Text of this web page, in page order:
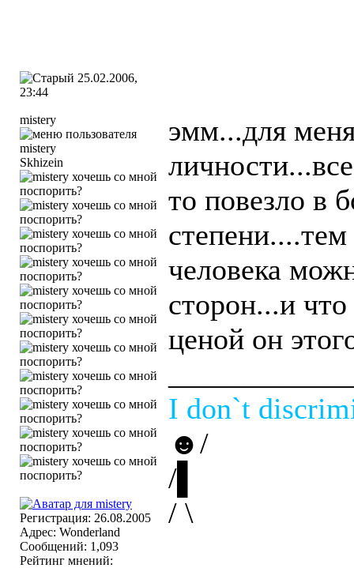
25.02.2006,
23:44
mistery
Skhizein
Регистрация: 26.08.2005
Адрес: Wonderland
Сообщений: 1,093
Рейтинг мнений:
эмм...для
то повезло в
человека
сторон...и
ценой он
I don`t
☻/
/▌
/ \